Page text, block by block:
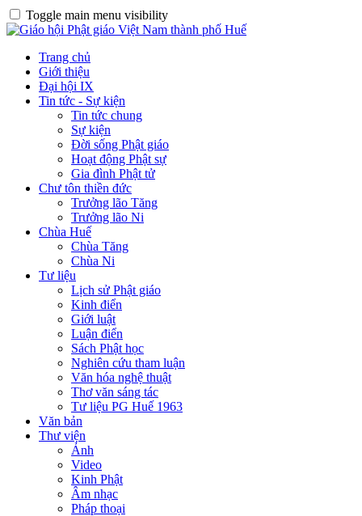
Toggle main menu visibility
Trang chủ
Giới thiệu
Đại hội IX
Tin tức - Sự kiện
Tin tức chung
Sự kiện
Đời sống Phật giáo
Hoạt động Phật sự
Gia đình Phật tử
Chư tôn thiền đức
Trưởng lão Tăng
Trưởng lão Ni
Chùa Huế
Chùa Tăng
Chùa Ni
Tư liệu
Lịch sử Phật giáo
Kinh điển
Giới luật
Luận điển
Sách Phật học
Nghiên cứu tham luận
Văn hóa nghệ thuật
Thơ văn sáng tác
Tư liệu PG Huế 1963
Văn bản
Thư viện
Ảnh
Video
Kinh Phật
Âm nhạc
Pháp thoại